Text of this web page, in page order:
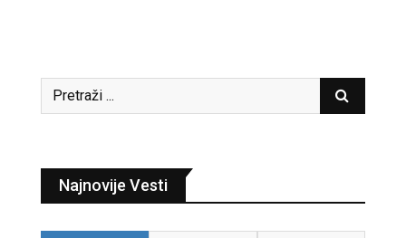
Najnovije Vesti